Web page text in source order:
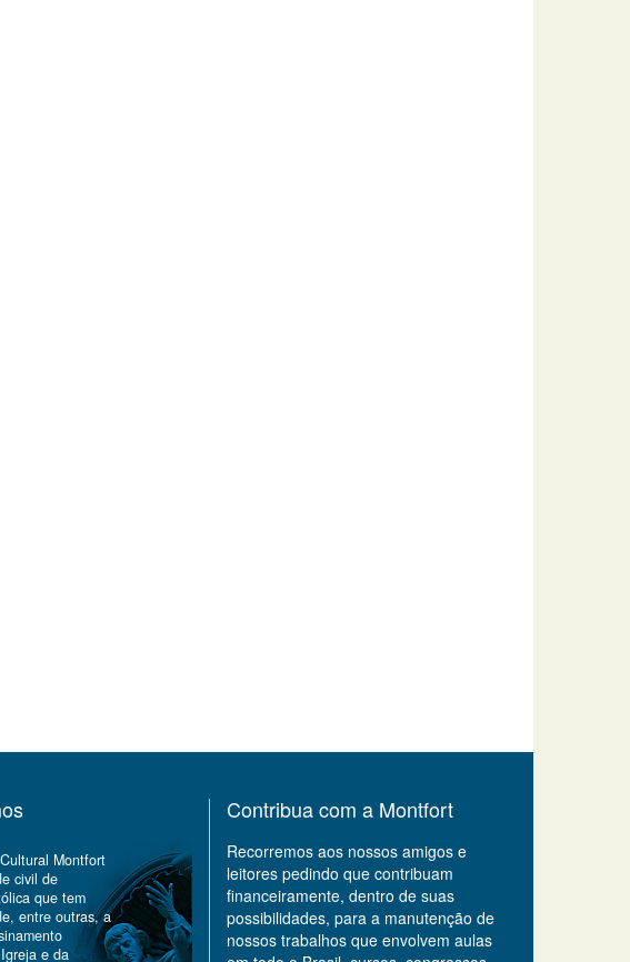
Montfort
civil de
que tem
entre outras, a
e da
Contribua com a Montfort
Recorremos aos nossos amigos e
leitores pedindo que contribuam
financeiramente, dentro de suas
possibilidades, para a manutenção de
nossos trabalhos que envolvem aulas